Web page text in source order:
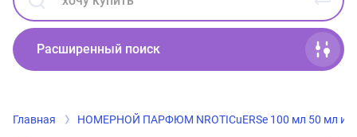
Расширенный поиск
Главная НОМЕРНОЙ ПАРФЮМ NROTICuERSe 100 мл 50 мл и